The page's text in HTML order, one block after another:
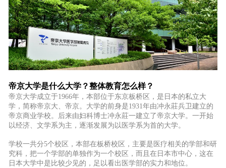
帝京大学是什么大学？整体教育怎么样？
帝京大学成立于1966年，本部位于东京板桥区，是日本的私立大
学，简称帝京大、帝京。大学的前身是1931年由冲永莊兵卫建立的
帝京商业学校。后来由妇科博士冲永莊一建立了帝京大学。一开始
以经济、文学系为主，逐渐发展为以医学系为首的大学。
学校一共分5个校区，本部在板桥校区，主要是医疗相关的学部和研
究科，把一个学部的单独作为一个校区，而且在日本市中心，这在
日本大学中是比较少见的，足以看出医学部的实力和地位。